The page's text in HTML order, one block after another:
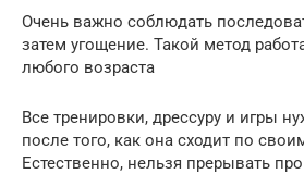
Очень важно соблюдать
затем угощение. Такой метод
любого возраста
Все тренировки, дрессуру и игры
после того, как она сходит по
Естественно, нельзя прерывать